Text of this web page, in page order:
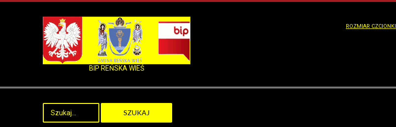
BIP REŃSKA WIEŚ
ROZMIAR CZCIONKI
SZUKAJ